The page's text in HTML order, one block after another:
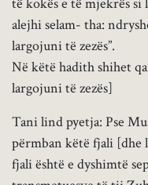
alejhi selam- tha:
largojuni të zezës”.
Në këtë hadith shihet
largojuni të zezës]
Tani lind pyetja: Pse
përmban këtë fjali [dhe
fjali është e dyshimtë